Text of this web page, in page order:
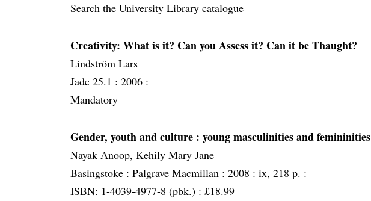
Search the University Library catalogue
Creativity: What is it? Can you Assess it? Can it be Thaught?
Lindström Lars
Jade 25.1 : 2006 :
Mandatory
Gender, youth and culture : young masculinities and femininities
Nayak Anoop, Kehily Mary Jane
Basingstoke : Palgrave Macmillan : 2008 : ix, 218 p. :
ISBN: 1-4039-4977-8 (pbk.) : £18.99